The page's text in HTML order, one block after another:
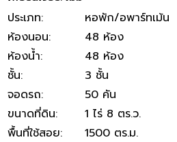
ประเภท:
หอพัก/อพาร์ทเม้น
ห้องนอน:
48 ห้อง
ห้องน้ำ:
48 ห้อง
ชั้น:
3 ชั้น
จอดรถ:
50 คัน
ขนาดที่ดิน:
1 ไร่ 8 ตร.ว.
พื้นที่ใช้สอย:
1500 ตร.ม.